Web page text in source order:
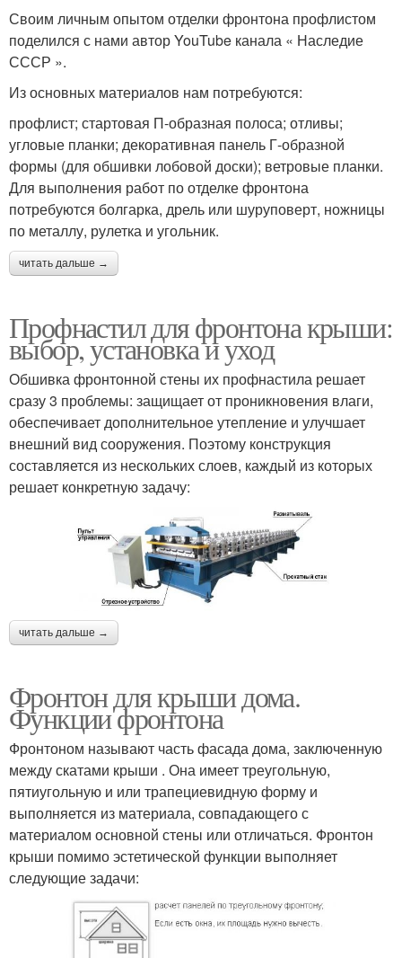
Своим личным опытом отделки фронтона профлистом
поделился с нами автор YouTube канала « Наследие
СССР ».
Из основных материалов нам потребуются:
профлист; стартовая П-образная полоса; отливы;
угловые планки; декоративная панель Г-образной
формы (для обшивки лобовой доски); ветровые планки.
Для выполнения работ по отделке фронтона
потребуются болгарка, дрель или шуруповерт, ножницы
по металлу, рулетка и угольник.
читать дальше →
Профнастил для фронтона крыши:
выбор, установка и уход
Обшивка фронтонной стены их профнастила решает
сразу 3 проблемы: защищает от проникновения влаги,
обеспечивает дополнительное утепление и улучшает
внешний вид сооружения. Поэтому конструкция
составляется из нескольких слоев, каждый из которых
решает конкретную задачу:
читать дальше →
Фронтон для крыши дома.
Функции фронтона
Фронтоном называют часть фасада дома, заключенную
между скатами крыши . Она имеет треугольную,
пятиугольную и или трапециевидную форму и
выполняется из материала, совпадающего с
материалом основной стены или отличаться. Фронтон
крыши помимо эстетической функции выполняет
следующие задачи: